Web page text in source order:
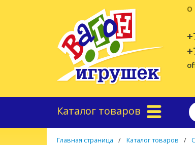
Каталог товаров
Главная страница / Каталог товаров /
О